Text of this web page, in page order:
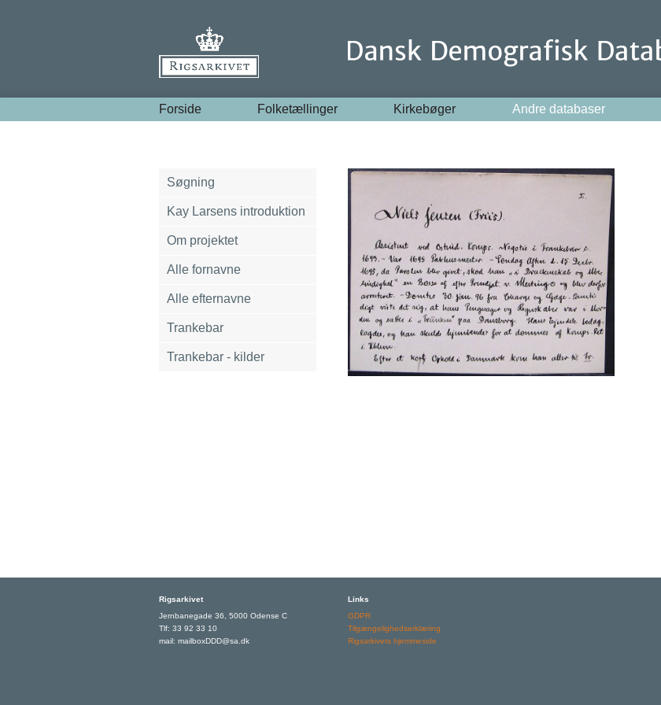
Forside Folketællinger Kirkebøger Andre databaser
Søgning
Kay Larsens introduktion
Om projektet
Alle fornavne
Alle efternavne
Trankebar
Trankebar - kilder
Rigsarkivet
Jernbanegade 36, 5000 Odense C
Tlf: 33 92 33 10
mail: mailboxDDD@sa.dk
Links
GDPR
Tilgængelighedserklæring
Rigsarkivets hjemmeside